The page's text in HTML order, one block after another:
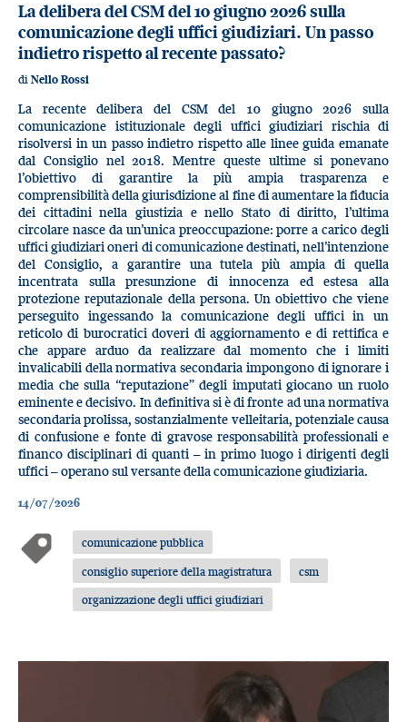
La delibera del CSM del 10 giugno 2026 sulla
comunicazione degli uffici giudiziari. Un passo
indietro rispetto al recente passato?
di Nello Rossi
La recente delibera del CSM del 10 giugno 2026 sulla
comunicazione istituzionale degli uffici giudiziari rischia di
risolversi in un passo indietro rispetto alle linee guida emanate
dal Consiglio nel 2018. Mentre queste ultime si ponevano
l’obiettivo di garantire la più ampia trasparenza e
comprensibilità della giurisdizione al fine di aumentare la fiducia
dei cittadini nella giustizia e nello Stato di diritto, l’ultima
circolare nasce da un’unica preoccupazione: porre a carico degli
uffici giudiziari oneri di comunicazione destinati, nell’intenzione
del Consiglio, a garantire una tutela più ampia di quella
incentrata sulla presunzione di innocenza ed estesa alla
protezione reputazionale della persona. Un obiettivo che viene
perseguito ingessando la comunicazione degli uffici in un
reticolo di burocratici doveri di aggiornamento e di rettifica e
che appare arduo da realizzare dal momento che i limiti
invalicabili della normativa secondaria impongono di ignorare i
media che sulla “reputazione” degli imputati giocano un ruolo
eminente e decisivo. In definitiva si è di fronte ad una normativa
secondaria prolissa, sostanzialmente velleitaria, potenziale causa
di confusione e fonte di gravose responsabilità professionali e
financo disciplinari di quanti – in primo luogo i dirigenti degli
uffici – operano sul versante della comunicazione giudiziaria.
14/07/2026
comunicazione pubblica
consiglio superiore della magistratura
csm
organizzazione degli uffici giudiziari